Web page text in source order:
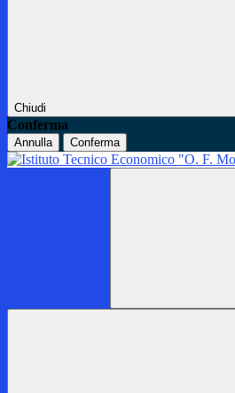
Chiudi
Conferma
Annulla Conferma